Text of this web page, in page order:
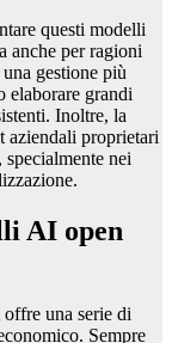
questi modelli
anche per ragioni
gestione più
elaborare grandi
Inoltre, la
aziendali proprietari
nei
AI open
offre una serie di
Sempre